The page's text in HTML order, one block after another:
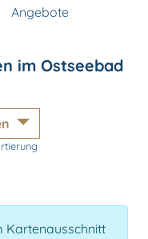
Angebote
im Ostseebad
Kartenausschnitt